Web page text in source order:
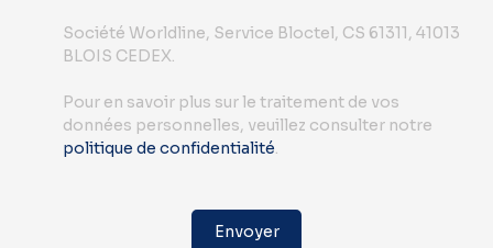
Société Worldline, Service Bloctel, CS 61311, 41013
BLOIS CEDEX.
Pour en savoir plus sur le traitement de vos
données personnelles, veuillez consulter notre
politique de confidentialité
Envoyer